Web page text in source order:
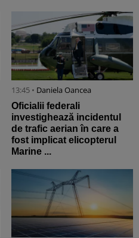
13:45 • Daniela Oancea
Oficialii federali
investighează incidentul
de trafic aerian în care a
fost implicat elicopterul
Marine ...